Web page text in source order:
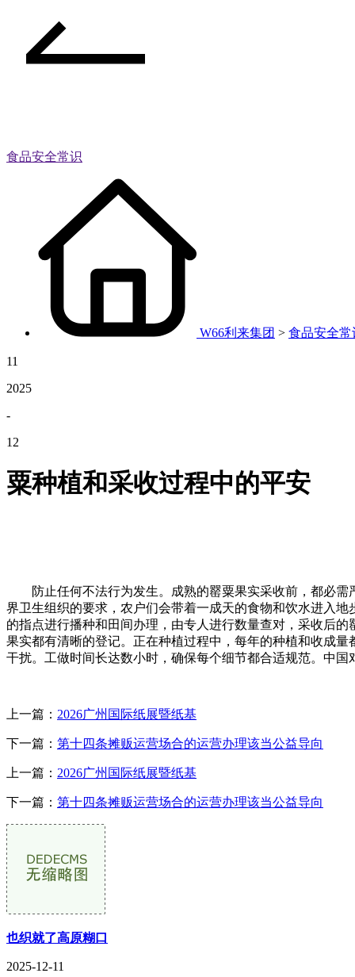
食品安全常识
W66利来集团 > 食品安全常
11
2025
-
12
粟种植和采收过程中的平安
防止任何不法行为发生。成熟的罂粟果实采收前，都必需
界卫生组织的要求，农户们会带着一成天的食物和饮水进入
的指点进行播种和田间办理，由专人进行数量查对，采收后
果实都有清晰的登记。正在种植过程中，每年的种植和收成
干扰。工做时间长达数小时，确保每个细节都合适规范。中
上一篇： 2026广州国际纸展暨纸基
下一篇： 第十四条摊贩运营场合的运营办理该当公益导向
上一篇： 2026广州国际纸展暨纸基
下一篇： 第十四条摊贩运营场合的运营办理该当公益导向
也织就了高原糊口
2025-12-11